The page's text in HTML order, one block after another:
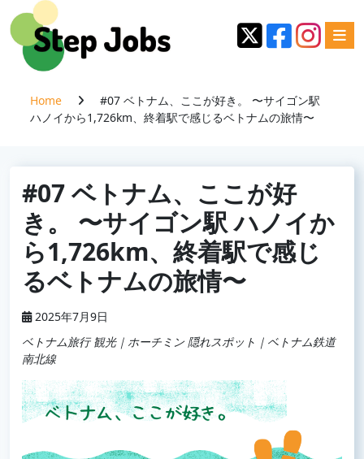
Home
#07 ベトナム、ここが好き。 〜サイゴン駅
ハノイから1,726km、終着駅で感じるベトナムの旅情〜
#07 ベトナム、ここが好
き。 〜サイゴン駅 ハノイか
ら1,726km、終着駅で感じ
るベトナムの旅情〜
2025年7月9日
ベトナム旅行 観光｜ホーチミン 隠れスポット｜ベトナム鉄道
南北線